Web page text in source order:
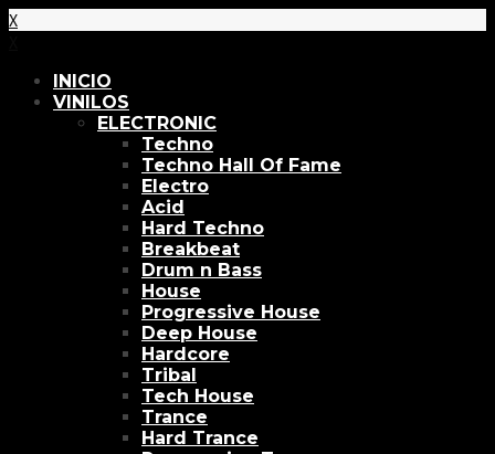
X
INICIO
VINILOS
ELECTRONIC
Techno
Techno Hall Of Fame
Electro
Acid
Hard Techno
Breakbeat
Drum n Bass
House
Progressive House
Deep House
Hardcore
Tribal
Tech House
Trance
Hard Trance